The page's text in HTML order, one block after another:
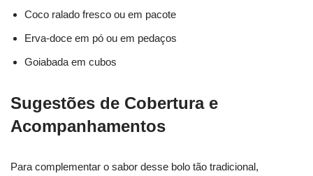
Coco ralado fresco ou em pacote
Erva-doce em pó ou em pedaços
Goiabada em cubos
Sugestões de Cobertura e
Acompanhamentos
Para complementar o sabor desse bolo tão tradicional,